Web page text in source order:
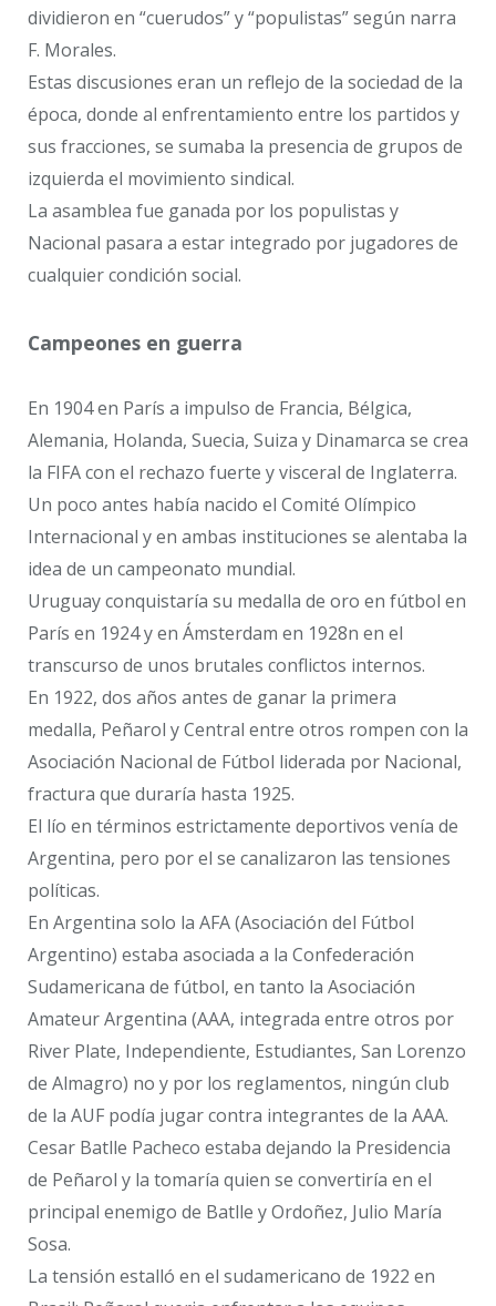
dividieron en “cuerudos” y “populistas” según narra
F. Morales.
Estas discusiones eran un reflejo de la sociedad de la
época, donde al enfrentamiento entre los partidos y
sus fracciones, se sumaba la presencia de grupos de
izquierda el movimiento sindical.
La asamblea fue ganada por los populistas y
Nacional pasara a estar integrado por jugadores de
cualquier condición social.
Campeones en guerra
En 1904 en París a impulso de Francia, Bélgica,
Alemania, Holanda, Suecia, Suiza y Dinamarca se crea
la FIFA con el rechazo fuerte y visceral de Inglaterra.
Un poco antes había nacido el Comité Olímpico
Internacional y en ambas instituciones se alentaba la
idea de un campeonato mundial.
Uruguay conquistaría su medalla de oro en fútbol en
París en 1924 y en Ámsterdam en 1928n en el
transcurso de unos brutales conflictos internos.
En 1922, dos años antes de ganar la primera
medalla, Peñarol y Central entre otros rompen con la
Asociación Nacional de Fútbol liderada por Nacional,
fractura que duraría hasta 1925.
El lío en términos estrictamente deportivos venía de
Argentina, pero por el se canalizaron las tensiones
políticas.
En Argentina solo la AFA (Asociación del Fútbol
Argentino) estaba asociada a la Confederación
Sudamericana de fútbol, en tanto la Asociación
Amateur Argentina (AAA, integrada entre otros por
River Plate, Independiente, Estudiantes, San Lorenzo
de Almagro) no y por los reglamentos, ningún club
de la AUF podía jugar contra integrantes de la AAA.
Cesar Batlle Pacheco estaba dejando la Presidencia
de Peñarol y la tomaría quien se convertiría en el
principal enemigo de Batlle y Ordoñez, Julio María
Sosa.
La tensión estalló en el sudamericano de 1922 en